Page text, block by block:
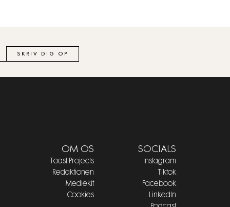
SKRIV DIG OP
OM OS
Toast Projects
Redaktionen
Mediekit
Cookies
SOCIALS
Instagram
Tiktok
Facebook
LinkedIn